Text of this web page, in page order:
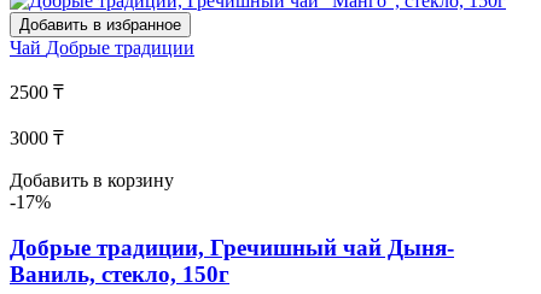
Добавить в избранное
Чай Добрые традиции
2500 ₸
3000 ₸
Добавить в корзину
-17%
Добрые традиции, Гречишный чай Дыня-
Ваниль, стекло, 150г